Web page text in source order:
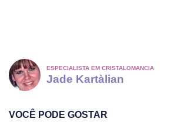
ESPECIALISTA EM CRISTALOMANCIA
Jade Kartàlian
VOCÊ PODE GOSTAR